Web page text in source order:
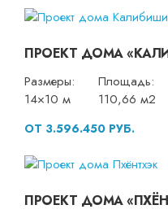
ПРОЕКТ ДОМА
Размеры:
14×10 м
Площадь:
110,66 м2
ОТ 3.596.450 РУБ.
ПРОЕКТ ДОМА